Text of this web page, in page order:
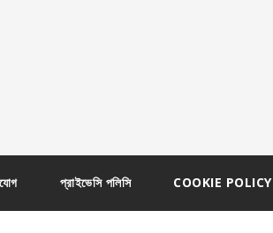
প্রাইভেসি পলিসি COOKIE POLICY